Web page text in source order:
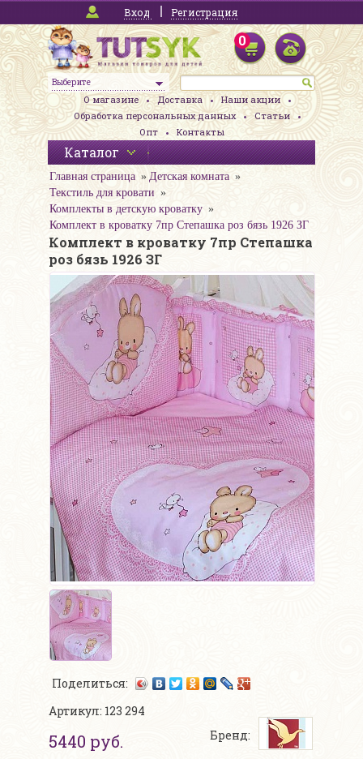
Вход Регистрация
Выберите
0
О магазине Доставка
Наши акции
Обработка персональных данных
Статьи
Опт
Контакты
Каталог
Главная страница
Детская комната
Текстиль для кровати
Комплекты в детскую кроватку
Комплект в кроватку 7пр Степашка роз бязь 1926 ЗГ
Комплект в кроватку 7пр Степашка
роз бязь 1926 ЗГ
Поделиться:
Артикул: 123 294
5440 руб. Бренд: